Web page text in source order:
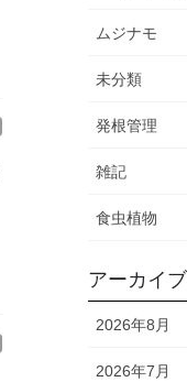
ムジナモ
未分類
発根管理
雑記
食虫植物
アーカイブ
2026年8月
2026年7月